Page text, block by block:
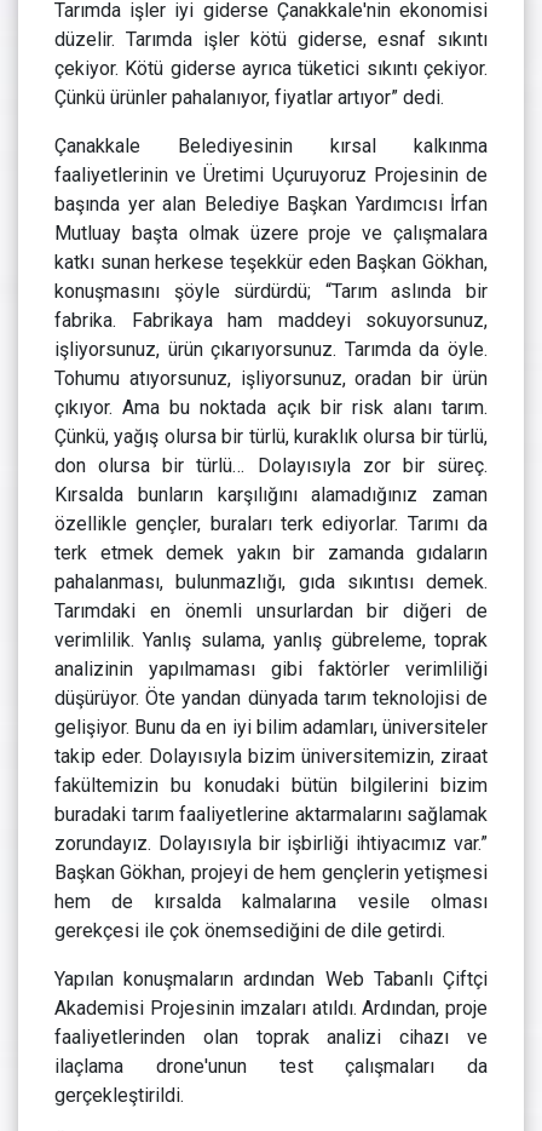
Tarımda işler iyi giderse Çanakkale'nin ekonomisi
düzelir. Tarımda işler kötü giderse, esnaf sıkıntı
çekiyor. Kötü giderse ayrıca tüketici sıkıntı çekiyor.
Çünkü ürünler pahalanıyor, fiyatlar artıyor” dedi.
Çanakkale Belediyesinin kırsal kalkınma
faaliyetlerinin ve Üretimi Uçuruyoruz Projesinin de
başında yer alan Belediye Başkan Yardımcısı İrfan
Mutluay başta olmak üzere proje ve çalışmalara
katkı sunan herkese teşekkür eden Başkan Gökhan,
konuşmasını şöyle sürdürdü; “Tarım aslında bir
fabrika. Fabrikaya ham maddeyi sokuyorsunuz,
işliyorsunuz, ürün çıkarıyorsunuz. Tarımda da öyle.
Tohumu atıyorsunuz, işliyorsunuz, oradan bir ürün
çıkıyor. Ama bu noktada açık bir risk alanı tarım.
Çünkü, yağış olursa bir türlü, kuraklık olursa bir türlü,
don olursa bir türlü… Dolayısıyla zor bir süreç.
Kırsalda bunların karşılığını alamadığınız zaman
özellikle gençler, buraları terk ediyorlar. Tarımı da
terk etmek demek yakın bir zamanda gıdaların
pahalanması, bulunmazlığı, gıda sıkıntısı demek.
Tarımdaki en önemli unsurlardan bir diğeri de
verimlilik. Yanlış sulama, yanlış gübreleme, toprak
analizinin yapılmaması gibi faktörler verimliliği
düşürüyor. Öte yandan dünyada tarım teknolojisi de
gelişiyor. Bunu da en iyi bilim adamları, üniversiteler
takip eder. Dolayısıyla bizim üniversitemizin, ziraat
fakültemizin bu konudaki bütün bilgilerini bizim
buradaki tarım faaliyetlerine aktarmalarını sağlamak
zorundayız. Dolayısıyla bir işbirliği ihtiyacımız var.”
Başkan Gökhan, projeyi de hem gençlerin yetişmesi
hem de kırsalda kalmalarına vesile olması
gerekçesi ile çok önemsediğini de dile getirdi.
Yapılan konuşmaların ardından Web Tabanlı Çiftçi
Akademisi Projesinin imzaları atıldı. Ardından, proje
faaliyetlerinden olan toprak analizi cihazı ve
ilaçlama drone'unun test çalışmaları da
gerçekleştirildi.